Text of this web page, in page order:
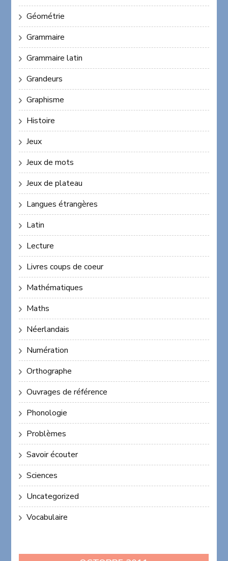
Géométrie
Grammaire
Grammaire latin
Grandeurs
Graphisme
Histoire
Jeux
Jeux de mots
Jeux de plateau
Langues étrangères
Latin
Lecture
Livres coups de coeur
Mathématiques
Maths
Néerlandais
Numération
Orthographe
Ouvrages de référence
Phonologie
Problèmes
Savoir écouter
Sciences
Uncategorized
Vocabulaire